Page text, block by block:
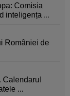
Comisia
inteligența ...
României de
...